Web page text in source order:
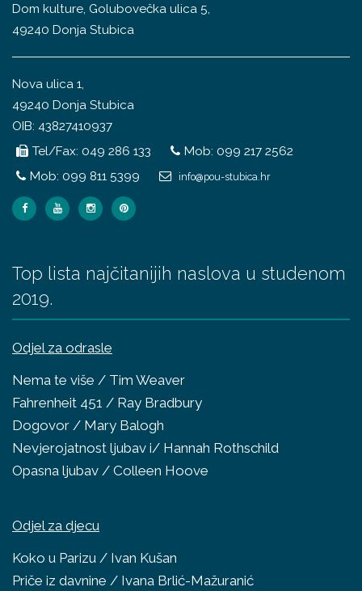
Dom kulture, Golubovečka ulica 5,
49240 Donja Stubica
Nova ulica 1,
49240 Donja Stubica
OIB: 43827410937
Tel/Fax: 049 286 133
Mob: 099 217 2562
Mob: 099 811 5399
info@pou-stubica.hr
Top lista najčitanijih naslova u studenom
2019.
Odjel za odrasle
Nema te više / Tim Weaver
Fahrenheit 451 / Ray Bradbury
Dogovor / Mary Balogh
Nevjerojatnost ljubav i/ Hannah Rothschild
Opasna ljubav / Colleen Hoove
Odjel za djecu
Koko u Parizu / Ivan Kušan
Priče iz davnine / Ivana Brlić-Mažuranić